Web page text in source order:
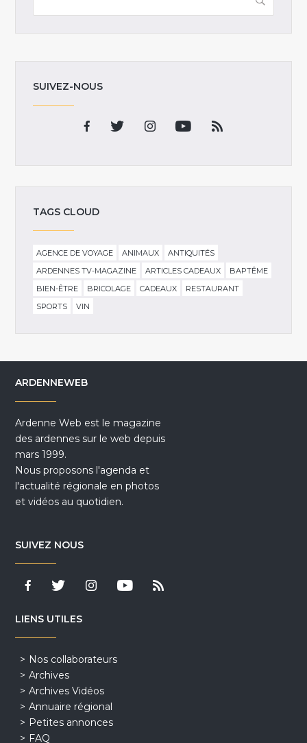
SUIVEZ-NOUS
TAGS CLOUD
AGENCE DE VOYAGE ANIMAUX
ANTIQUITÉS
ARDENNES TV-MAGAZINE
ARTICLES CADEAUX
BAPTÊME
BIEN-ÊTRE
BRICOLAGE CADEAUX
RESTAURANT
SPORTS
VIN
ARDENNEWEB
Ardenne Web est le magazine
des ardennes sur le web depuis
mars 1999.
Nous proposons l'agenda et
l'actualité régionale en photos
et vidéos au quotidien.
SUIVEZ NOUS
LIENS UTILES
Nos collaborateurs
Archives
Archives Vidéos
Annuaire régional
Petites annonces
FAQ